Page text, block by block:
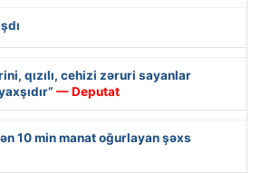
qızılı, cehizi zəruri sayanlar
— Deputat
10 min manat oğurlayan şəxs